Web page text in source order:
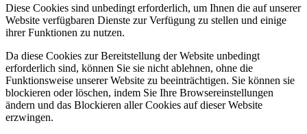
Diese Cookies sind unbedingt erforderlich, um Ihnen die auf unserer
Website verfügbaren Dienste zur Verfügung zu stellen und einige
ihrer Funktionen zu nutzen.
Da diese Cookies zur Bereitstellung der Website unbedingt
erforderlich sind, können Sie sie nicht ablehnen, ohne die
Funktionsweise unserer Website zu beeinträchtigen. Sie können sie
blockieren oder löschen, indem Sie Ihre Browsereinstellungen
ändern und das Blockieren aller Cookies auf dieser Website
erzwingen.